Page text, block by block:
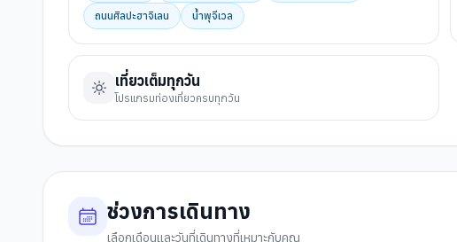
ถนนศิลปะฮาจิเลน
น้ำพุจีเวล
เที่ยวเต็มทุกวัน
โปรแกรมท่องเที่ยวครบทุกวัน
ช่วงการเดินทาง
เลือกเดือนและวันที่เดินทางที่เหมาะกับคุณ